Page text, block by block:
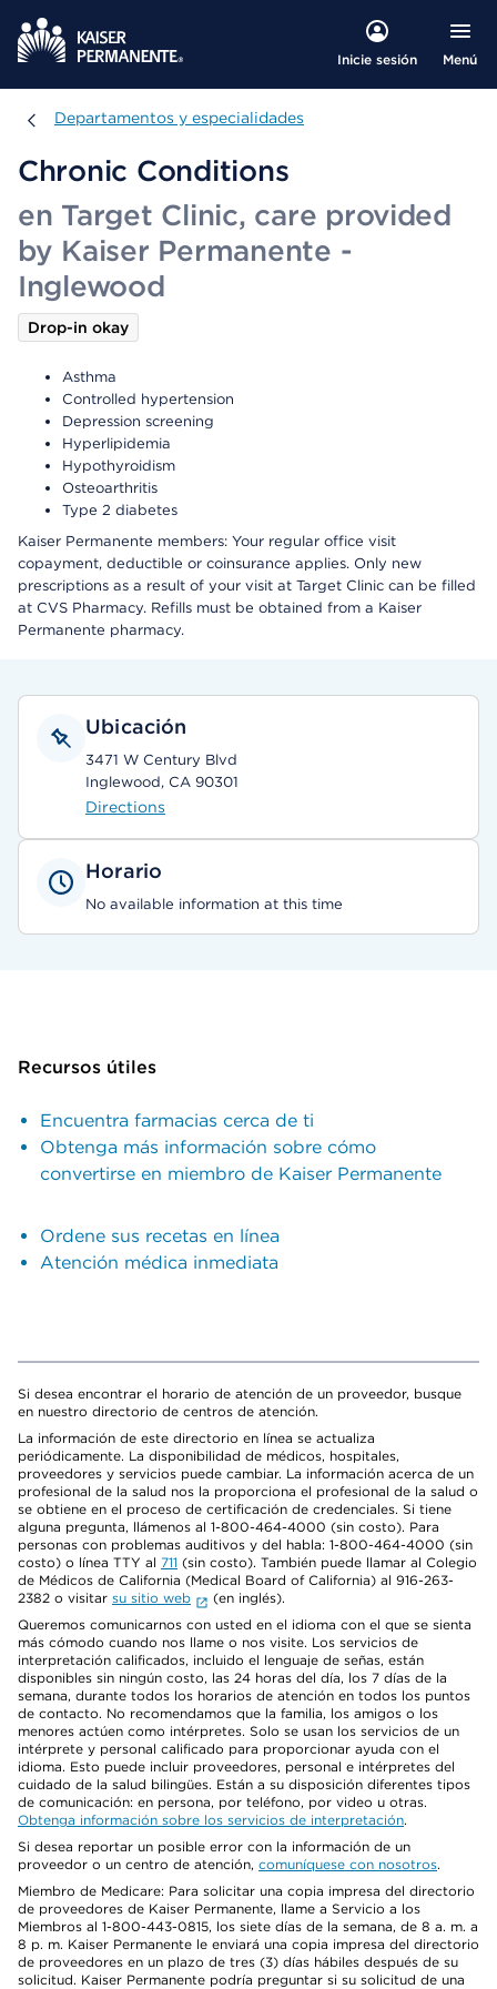
Inicie sesión Menú
Departamentos y especialidades
Departamentos y especialidades
Chronic Conditions
en Target Clinic, care provided
by Kaiser Permanente -
Inglewood
Drop-in okay
Asthma
Controlled hypertension
Depression screening
Hyperlipidemia
Hypothyroidism
Osteoarthritis
Type 2 diabetes
Kaiser Permanente members: Your regular office visit
copayment, deductible or coinsurance applies. Only new
prescriptions as a result of your visit at Target Clinic can be filled
at CVS Pharmacy. Refills must be obtained from a Kaiser
Permanente pharmacy.
Ubicación
3471 W Century Blvd
Inglewood, CA 90301
Directions
Horario
No available information at this time
Recursos útiles
Encuentra farmacias cerca de ti
Obtenga más información sobre cómo
convertirse en miembro de Kaiser Permanente
Ordene sus recetas en línea
Atención médica inmediata
Si desea encontrar el horario de atención de un proveedor, busque
en nuestro directorio de centros de atención.
La información de este directorio en línea se actualiza
periódicamente. La disponibilidad de médicos, hospitales,
proveedores y servicios puede cambiar. La información acerca de un
profesional de la salud nos la proporciona el profesional de la salud o
se obtiene en el proceso de certificación de credenciales. Si tiene
alguna pregunta, llámenos al 1-800-464-4000 (sin costo). Para
personas con problemas auditivos y del habla: 1-800-464-4000 (sin
costo) o línea TTY al 711 (sin costo). También puede llamar al Colegio
de Médicos de California (Medical Board of California) al 916-263-
2382 o visitar su sitio web
(en inglés).
Queremos comunicarnos con usted en el idioma con el que se sienta
más cómodo cuando nos llame o nos visite. Los servicios de
interpretación calificados, incluido el lenguaje de señas, están
disponibles sin ningún costo, las 24 horas del día, los 7 días de la
semana, durante todos los horarios de atención en todos los puntos
de contacto. No recomendamos que la familia, los amigos o los
menores actúen como intérpretes. Solo se usan los servicios de un
intérprete y personal calificado para proporcionar ayuda con el
idioma. Esto puede incluir proveedores, personal e intérpretes del
cuidado de la salud bilingües. Están a su disposición diferentes tipos
de comunicación: en persona, por teléfono, por video u otras.
Obtenga información sobre los servicios de interpretación.
Si desea reportar un posible error con la información de un
proveedor o un centro de atención, comuníquese con nosotros.
Miembro de Medicare: Para solicitar una copia impresa del directorio
de proveedores de Kaiser Permanente, llame a Servicio a los
Miembros al 1-800-443-0815, los siete días de la semana, de 8 a. m. a
8 p. m. Kaiser Permanente le enviará una copia impresa del directorio
de proveedores en un plazo de tres (3) días hábiles después de su
solicitud. Kaiser Permanente podría preguntar si su solicitud de una